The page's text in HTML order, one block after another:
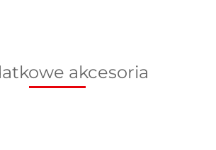
akcesoria